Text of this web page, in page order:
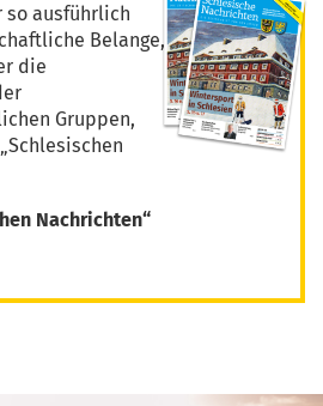
ausführlich
Belange,
die
Gruppen,
Nachrichten“